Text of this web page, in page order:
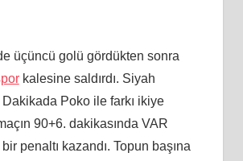
üçüncü golü gördükten sonra
kalesine saldırdı. Siyah
Dakikada Poko ile farkı ikiye
90+6. dakikasında VAR
penaltı kazandı. Topun başına